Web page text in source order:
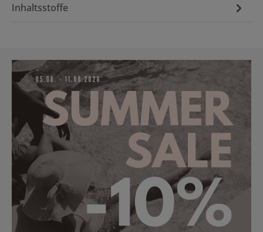
Inhaltsstoffe